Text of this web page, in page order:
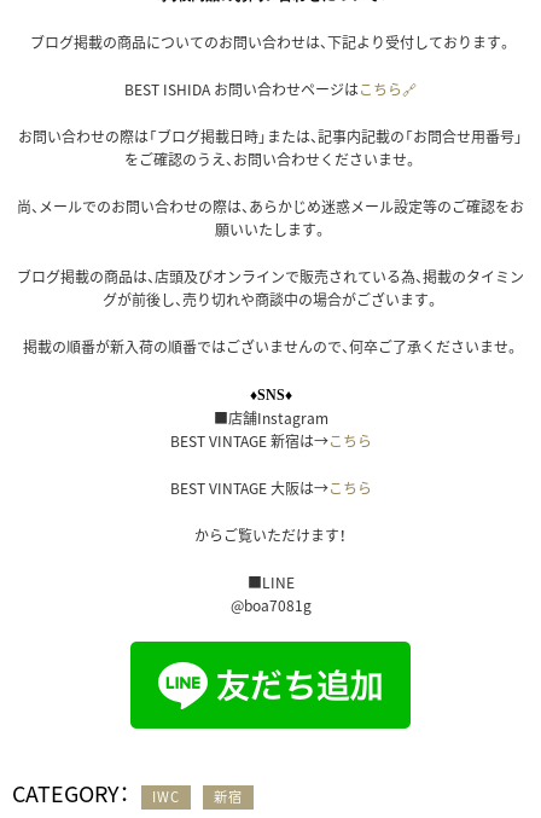
ブログ掲載の商品についてのお問い合わせは、下記より受付しております。
BEST ISHIDA お問い合わせページはこちら🔗
お問い合わせの際は「ブログ掲載日時」または、記事内記載の「お問合せ用番号」
をご確認のうえ、お問い合わせくださいませ。
尚、メールでのお問い合わせの際は、あらかじめ迷惑メール設定等のご確認をお
願いいたします。
ブログ掲載の商品は、店頭及びオンラインで販売されている為、掲載のタイミン
グが前後し、売り切れや商談中の場合がございます。
掲載の順番が新入荷の順番ではございませんので、何卒ご了承くださいませ。
♦SNS♦
■店舗Instagram
BEST VINTAGE 新宿は→こちら
BEST VINTAGE 大阪は→こちら
からご覧いただけます！
■LINE
@boa7081g
CATEGORY： IWC 新宿